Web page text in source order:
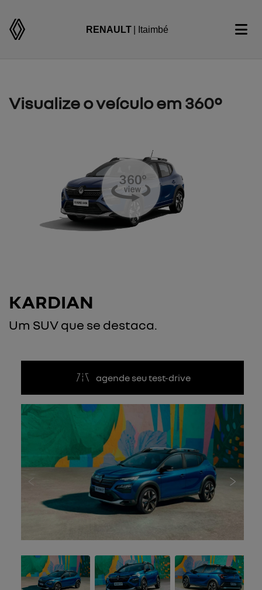
RENAULT | Itaimbé
Visualize o veículo em 360°
KARDIAN
Um SUV que se destaca.
agende seu test-drive
Anterior